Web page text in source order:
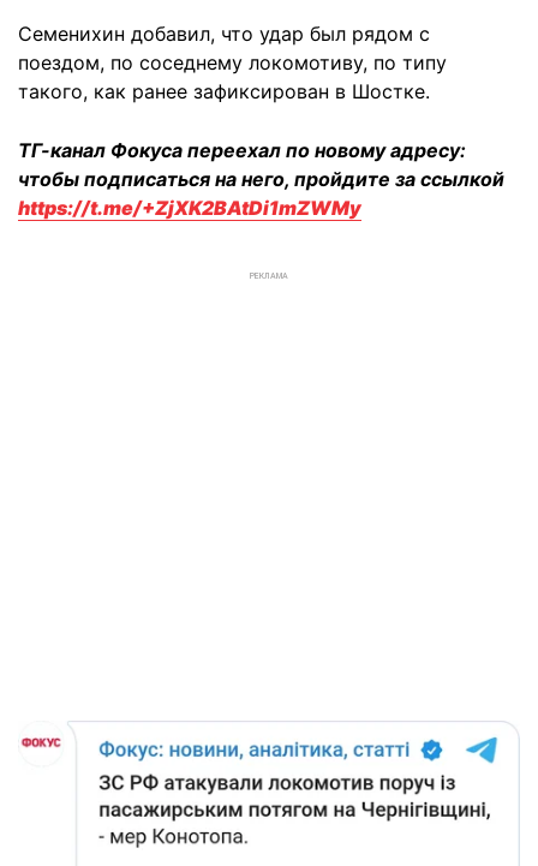
Семенихин добавил, что удар был рядом с
поездом, по соседнему локомотиву, по типу
такого, как ранее зафиксирован в Шостке.
ТГ-канал Фокуса переехал по новому адресу:
чтобы подписаться на него, пройдите за ссылкой
https://t.me/+ZjXK2BAtDi1mZWMy
РЕКЛАМА